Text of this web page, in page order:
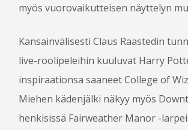
MAJOITUS
LASTEN ROPECON
ESTEETTÖMYYS
TURVALLISUUS JA VIIHTYVYYS
HÄIRINNÄNVASTAINEN LINJAUS
USEIN KYSYTTYÄ
myös vuorovaikutteisen näyttelyn
Kansainvälisesti Claus Raastedin
live-roolipeleihin kuuluvat Harry
inspiraationsa saaneet College of
Miehen kädenjälki näkyy myös
henkisissä Fairweather Manor -